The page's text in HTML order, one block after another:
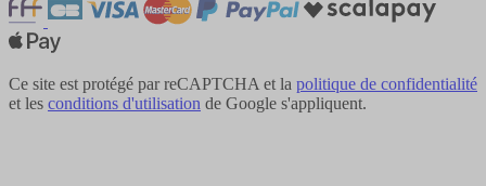
Ce site est protégé par reCAPTCHA et la politique de confidentialité
et les conditions d'utilisation de Google s'appliquent.